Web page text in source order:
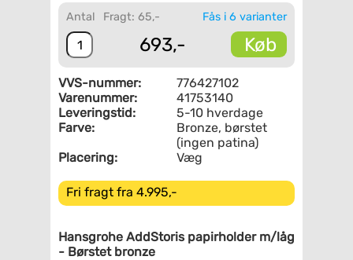
Fås i 6 varianter
Antal Fragt: 65,-
693,- Køb
VVS-nummer:
776427102
Varenummer:
41753140
Leveringstid:
5-10 hverdage
Farve:
Bronze, børstet
(ingen patina)
Placering:
Væg
Fri fragt fra 4.995,-
Hansgrohe AddStoris papirholder m/låg
- Børstet bronze